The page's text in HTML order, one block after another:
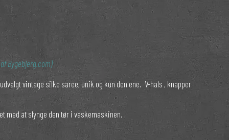
Bygebjerg.com)
vintage silke saree, unik og kun den ene. V-hals , knapper
med at slynge den tør i vaskemaskinen.